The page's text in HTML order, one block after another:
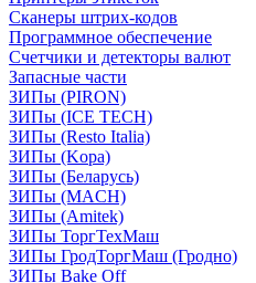
Сканеры штрих-кодов
Программное обеспечение
Счетчики и детекторы валют
Запасные части
ЗИПы (PIRON)
ЗИПы (ICE TECH)
ЗИПы (Resto Italia)
ЗИПы (Kopa)
ЗИПы (Беларусь)
ЗИПы (MACH)
ЗИПы (Amitek)
ЗИПы ТоргТехМаш
ЗИПы ГродТоргМаш (Гродно)
ЗИПы Bake Off